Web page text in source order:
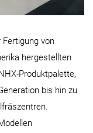
von
hergestellten
Produktpalette,
bis hin zu